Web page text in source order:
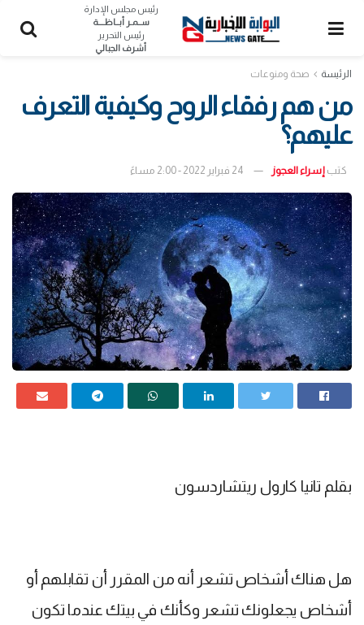
رئيس مجلس الإدارة
ســمـر أبــاظــــة
رئيس التحرير
أشرف الجبالي
الرئيسة صحة ومنوعات
من هم رفقاء الروح وكيفية التعرف
عليهم؟
كتب إسراء العجوز 24 فبراير 2022 - 2:00 مساءً
بقلم تانيا كارول ريتشاردسون
هل هناك أشخاص تشعر أنه من المقرر أن تقابلهم أو
أشخاص يجعلونك تشعر وكأنك في بيتك عندما تكون